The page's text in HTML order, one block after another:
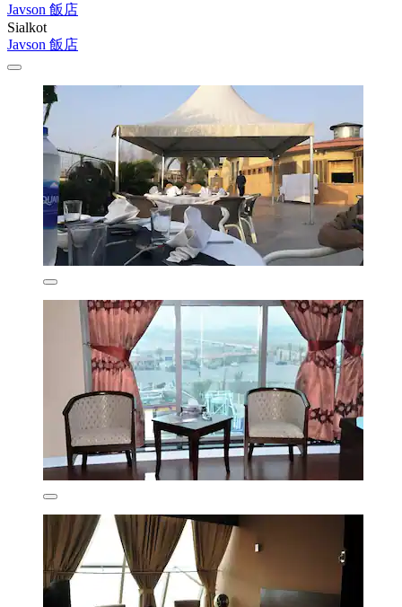
Javson 飯店
Sialkot
Javson 飯店